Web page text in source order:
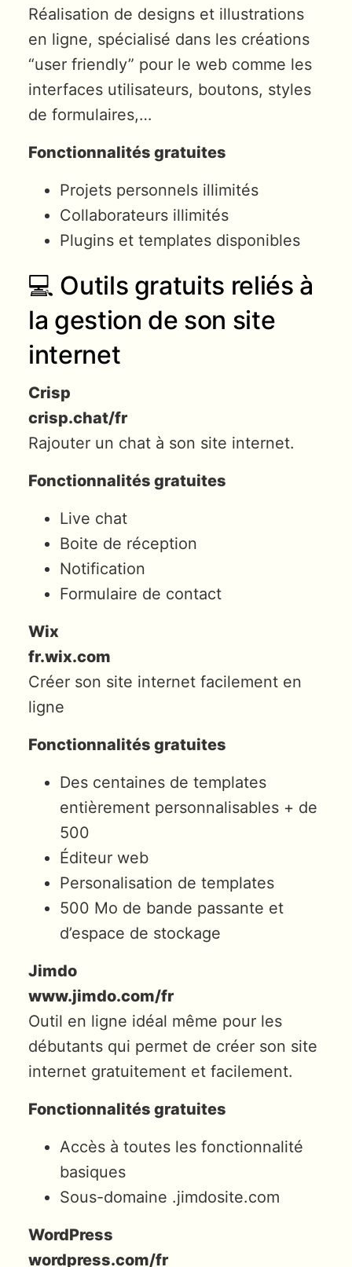
Réalisation de designs et illustrations
en ligne, spécialisé dans les créations
“user friendly” pour le web comme les
interfaces utilisateurs, boutons, styles
de formulaires,…
Fonctionnalités gratuites
Projets personnels illimités
Collaborateurs illimités
Plugins et templates disponibles
💻 Outils gratuits reliés à
la gestion de son site
internet
Crisp
crisp.chat/fr
Rajouter un chat à son site internet.
Fonctionnalités gratuites
Live chat
Boite de réception
Notification
Formulaire de contact
Wix
fr.wix.com
Créer son site internet facilement en
ligne
Fonctionnalités gratuites
Des centaines de templates
entièrement personnalisables + de
500
Éditeur web
Personalisation de templates
500 Mo de bande passante et
d’espace de stockage
Jimdo
www.jimdo.com/fr
Outil en ligne idéal même pour les
débutants qui permet de créer son site
internet gratuitement et facilement.
Fonctionnalités gratuites
Accès à toutes les fonctionnalité
basiques
Sous-domaine .jimdosite.com
WordPress
wordpress.com/fr